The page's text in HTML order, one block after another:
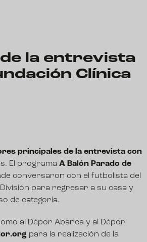
la entrevista
Clínica
principales de la entrevista con
El programa A Balón Parado de
conversaron con el futbolista del
para regresar a su casa y
de categoría.
al Dépor Abanca y al Dépor
para la realización de la